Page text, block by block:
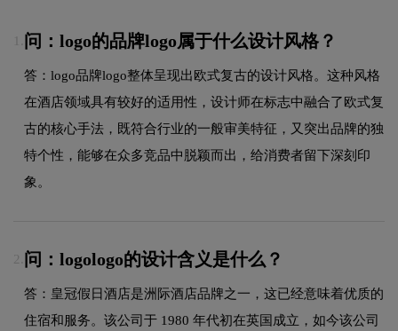
问：logo的品牌logo属于什么设计风格？
答：logo品牌logo整体呈现出欧式复古的设计风格。这种风格
在酒店领域具有较好的适用性，设计师在标志中融合了欧式复
古的核心手法，既符合行业的一般审美特征，又突出品牌的独
特个性，能够在众多竞品中脱颖而出，给消费者留下深刻印
象。
2. 问：logologo的设计含义是什么？
答：皇冠假日酒店是洲际酒店品牌之一，这已经意味着优质的
住宿和服务。该公司于 1980 年代初在英国成立，如今该公司